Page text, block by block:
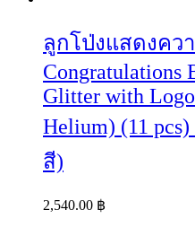
ลูกโป่งแสดงคว
Congratulations
Glitter with
Helium) (11
สี)
2,540.00 ฿